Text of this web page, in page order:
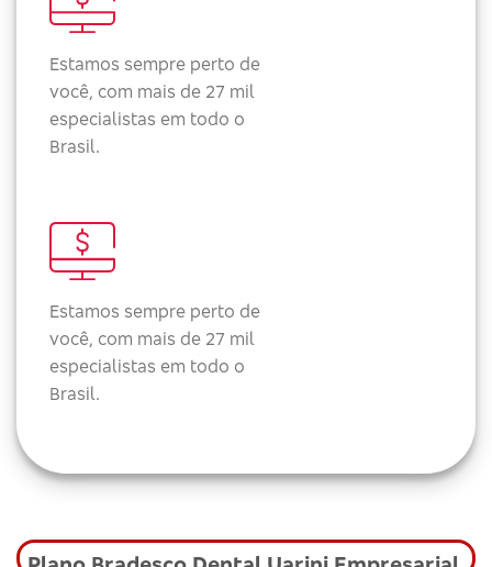
Estamos sempre perto de
você, com mais de 27 mil
especialistas em todo o
Brasil.
Estamos sempre perto de
você, com mais de 27 mil
especialistas em todo o
Brasil.